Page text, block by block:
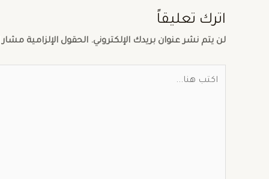
اترك تعليقاً
لن يتم نشر عنوان بريدك الإلكتروني. الحقول الإلزامية مشار